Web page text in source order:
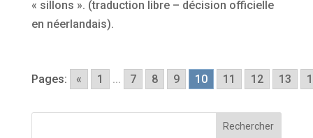
« sillons ». (traduction libre – décision officielle
en néerlandais).
Pages: « 1 ... 7 8 9 10 11 12 13